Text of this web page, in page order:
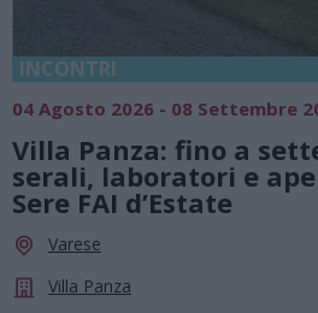
INCONTRI
04 Agosto 2026 - 08 Settembre
Villa Panza: fino a
serali, laboratori e
Sere FAI d’Estate
Varese
Villa Panza